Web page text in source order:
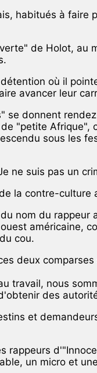
habitués à
de Holot, au
où il
avancer leur
se donnent
"petite
sous les
ne suis pas un
la contre-
nom du
américaine,
cou.
deux
travail, nous
des
et
rappeurs
un micro et